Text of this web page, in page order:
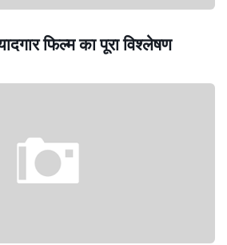
फिल्म का पूरा विश्लेषण